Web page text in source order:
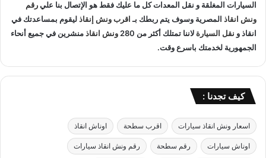
تغيير الاطارات :
لا تقلق عندما تجد ان اطار سيارتك يحتاج الي تغيير او اصلاح حيث
اننا نساعدك علي القيام بتغيير واستبدال الاطار في الطريق حال
تعطلك.
اذا تعرضت سيارتك الي نفاذ الوقود في اي طريق خالي من محطات
الوقود كل ما عليك الاتصال بنا علي رقمانقاذ السيارات
السيارات المغلقة و نقل المعدات كل ما عليك فقط هو الإتصال بنا عليرقم
ونش انقاذ المصرية وسوف يتم ربطك بـ اقرب ونش إنقاذليقوم بمساعدتك في
انقاذ و نقل السيارة لاننا تمتلك أكثر من 280 ونش انقاذمنشرين في جميع أنحاء
الجمهورية لخدمتك باسرع وقت.
كيف تجدنا :
اسعار ونش انقاذ سيارات اقرب سطحة اوناش انقاذ
اوناش سيارات رقم سطحة رقم ونش انقاذ سيارات